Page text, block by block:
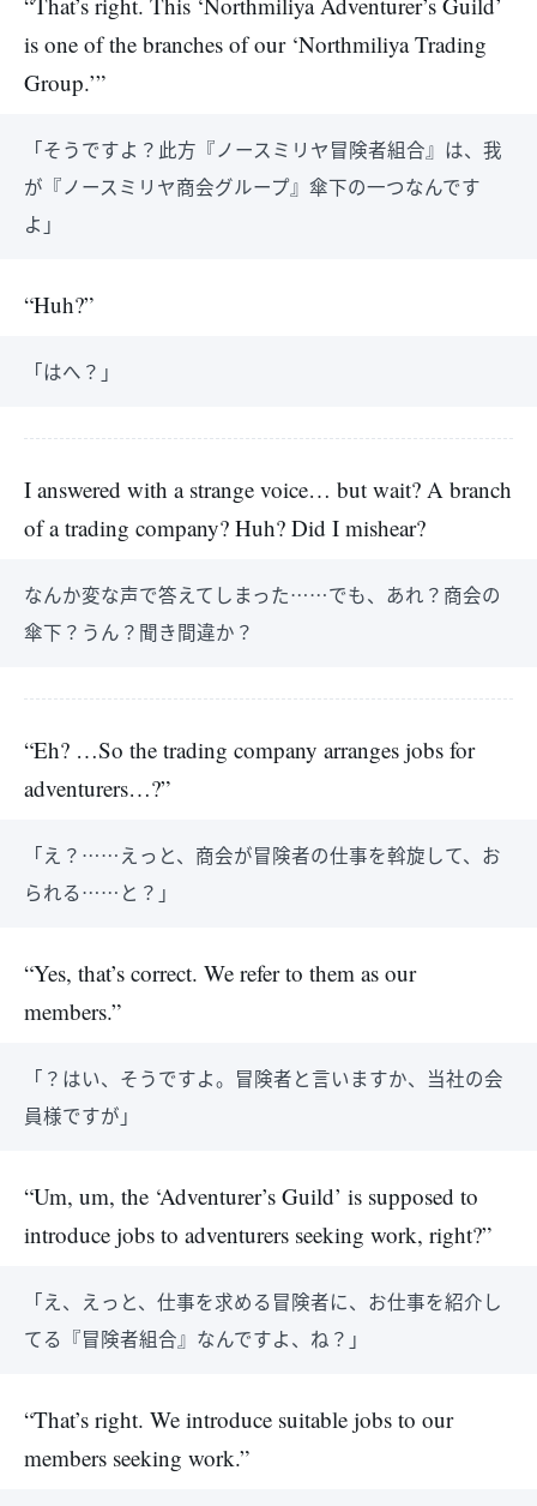
is one of the branches of our ‘Northmiliya Trading
Group.’”
「そうですよ？此方『ノースミリヤ冒険者組合』は、我
が『ノースミリヤ商会グループ』傘下の一つなんです
よ」
“Huh?”
「はへ？」
I answered with a strange voice… but wait? A branch
of a trading company? Huh? Did I mishear?
なんか変な声で答えてしまった……でも、あれ？商会の
傘下？うん？聞き間違か？
“Eh? …So the trading company arranges jobs for
adventurers…?”
「え？……えっと、商会が冒険者の仕事を斡旋して、お
られる……と？」
“Yes, that’s correct. We refer to them as our
members.”
「？はい、そうですよ。冒険者と言いますか、当社の会
員様ですが」
“Um, um, the ‘Adventurer’s Guild’ is supposed to
introduce jobs to adventurers seeking work, right?”
「え、えっと、仕事を求める冒険者に、お仕事を紹介し
てる『冒険者組合』なんですよ、ね？」
“That’s right. We introduce suitable jobs to our
members seeking work.”